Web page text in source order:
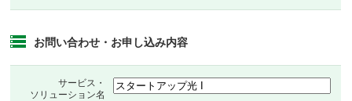
お問い合わせ・お申し込み内容
サービス・
ソリューション名